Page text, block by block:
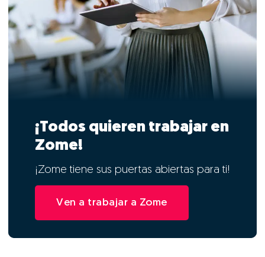
¡Todos quieren trabajar en
Zome!
¡Zome tiene sus puertas abiertas para ti!
Ven a trabajar a Zome